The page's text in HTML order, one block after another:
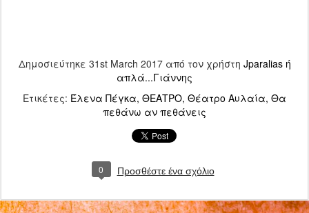
Δημοσιεύτηκε 31st March 2017από τον χρήστη Jparalias ή
απλά...Γιάννης
Ετικέτες: Έλενα Πέγκα ΘΕΑΤΡΟ Θέατρο Αυλαία Θα
πεθάνω αν πεθάνεις
0 Προσθέστε ένα σχόλιο